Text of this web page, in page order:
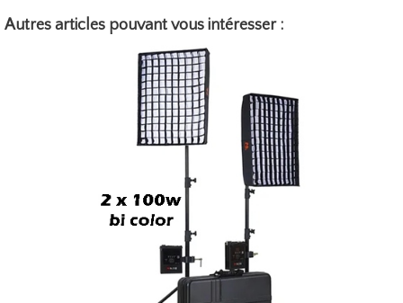
Autres articles pouvant vous intéresser :